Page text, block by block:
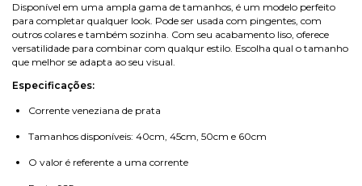
Disponível em uma ampla gama de tamanhos, é um modelo perfeito
para completar qualquer look. Pode ser usada com pingentes, com
outros colares e também sozinha. Com seu acabamento liso, oferece
versatilidade para combinar com qualqur estilo. Escolha qual o tamanho
que melhor se adapta ao seu visual.
Especificações:
Corrente veneziana de prata
Tamanhos disponíveis: 40cm, 45cm, 50cm e 60cm
O valor é referente a uma corrente